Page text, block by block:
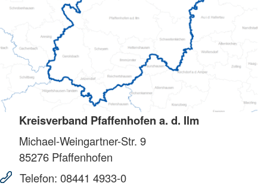
Kreisverband Pfaffenhofen a. d. Ilm
Michael-Weingartner-Str. 9
85276 Pfaffenhofen
Telefon: 08441 4933-0